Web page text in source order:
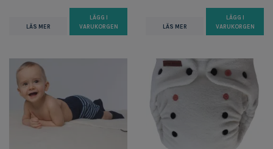
LÄS MER
LÄGG I
VARUKORGEN
LÄS MER
LÄGG I
VARUKORGEN